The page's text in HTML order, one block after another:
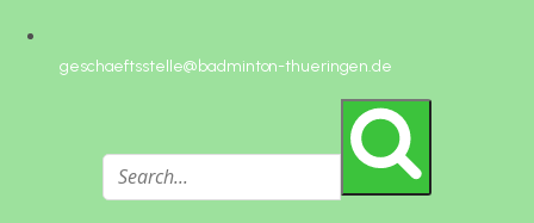
geschaeftsstelle@badminton-thueringen.de